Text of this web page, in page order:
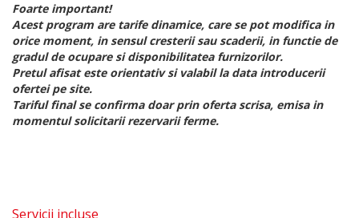
Foarte important!
Acest program are tarife dinamice, care se pot modifica in
orice moment, in sensul cresterii sau scaderii, in functie de
gradul de ocupare si disponibilitatea furnizorilor.
Pretul afisat este orientativ si valabil la data introducerii
ofertei pe site.
Tariful final se confirma doar prin oferta scrisa, emisa in
momentul solicitarii rezervarii ferme.
Servicii incluse